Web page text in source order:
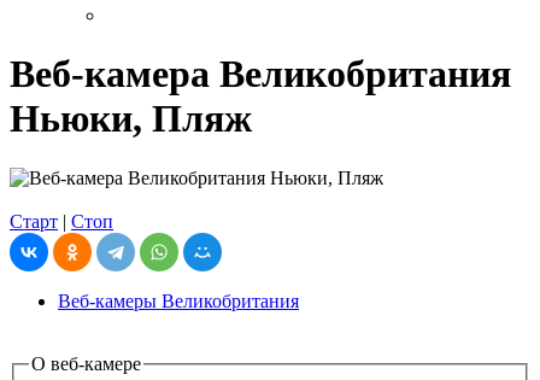
Веб-камера Великобритания
Ньюки, Пляж
Старт | Стоп
Веб-камеры Великобритания
О веб-камере